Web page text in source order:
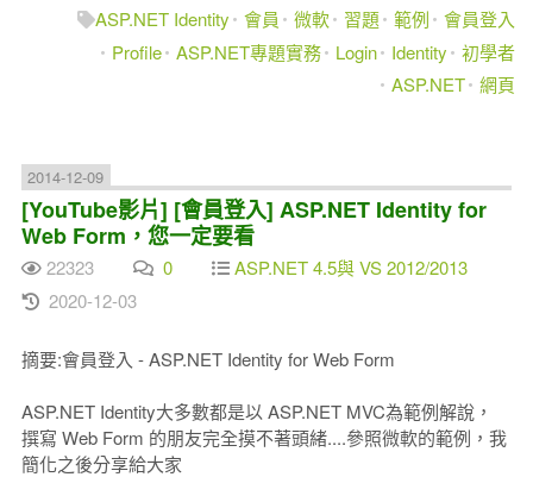
ASP.NET Identity
會員 微軟 習題 範例
會員登入
Profile ASP.NET專題實務 Login Identity
初學者
ASP.NET 網頁
2014-12-09
[YouTube影片] [會員登入] ASP.NET Identity for
Web Form，您一定要看
22323 0
ASP.NET 4.5與 VS 2012/2013
2020-12-03
摘要:會員登入 - ASP.NET Identity for Web Form
ASP.NET Identity大多數都是以 ASP.NET MVC為範例解說，
撰寫 Web Form 的朋友完全摸不著頭緒....參照微軟的範例，我
簡化之後分享給大家